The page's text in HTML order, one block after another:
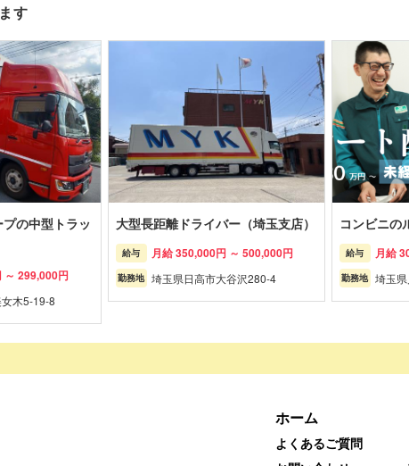
す
の中型トラッ
～ 299,000円
木5-19-8
大型長距離ドライバー（埼玉支店）
給与 月給 350,000円 ～ 500,000円
勤務地 埼玉県日高市大谷沢280-4
コンビニの
給与 月給
勤務地 埼玉
ホーム
よくあるご質問